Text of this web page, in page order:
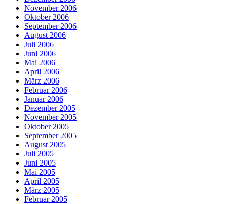
November 2006
Oktober 2006
September 2006
August 2006
Juli 2006
Juni 2006
Mai 2006
April 2006
März 2006
Februar 2006
Januar 2006
Dezember 2005
November 2005
Oktober 2005
September 2005
August 2005
Juli 2005
Juni 2005
Mai 2005
April 2005
März 2005
Februar 2005